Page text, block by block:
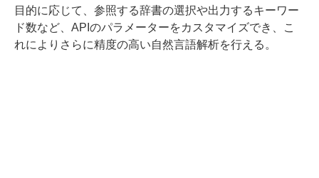
目的に応じて、参照する辞書の選択や出力するキーワー
ド数など、APIのパラメーターをカスタマイズでき、こ
れによりさらに精度の高い自然言語解析を行える。